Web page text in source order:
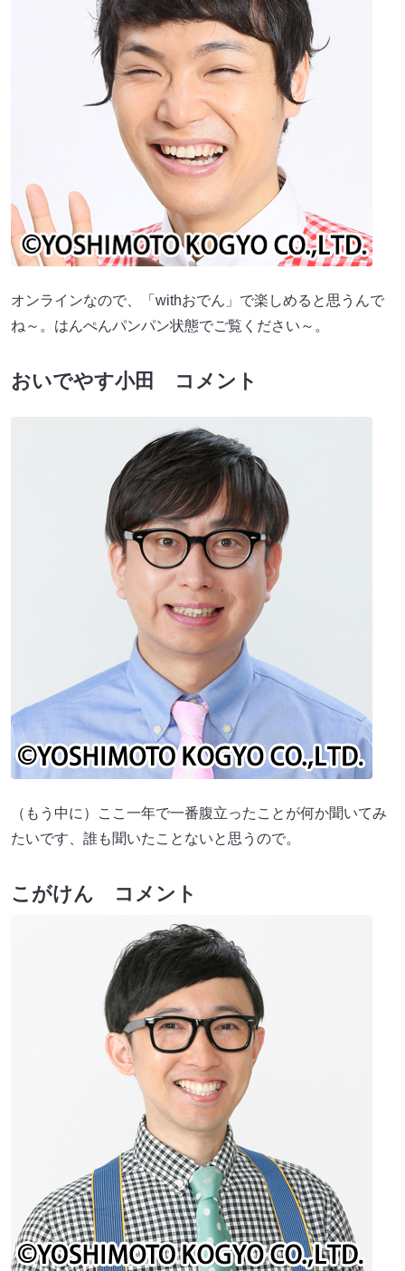
オンラインなので、「withおでん」で楽しめると思うんで
ね～。はんぺんパンパン状態でご覧ください～。
おいでやす小田 コメント
（もう中に）ここ一年で一番腹立ったことが何か聞いてみ
たいです、誰も聞いたことないと思うので。
こがけん コメント